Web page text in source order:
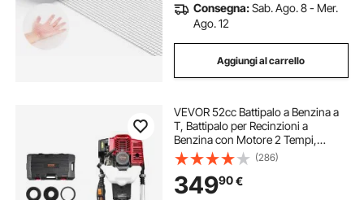
Consegna:Sab. Ago. 8 - Mer.
Ago. 12
Aggiungi al carrello
VEVOR 52cc Battipalo a Benzina a
T, Battipalo per Recinzioni a
Benzina con Motore 2 Tempi,
Battipalo Portatile 1400 W con Testa
di Guida 3 Pali (49/69/100 mm), per
Fattorie, Recinzioni per Ranch
(286)
34990€